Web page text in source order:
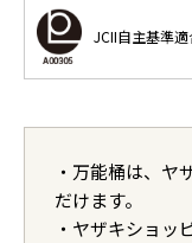
JCII自主基準
・万能桶は、ヤ
だけます。
・ヤザキショッ